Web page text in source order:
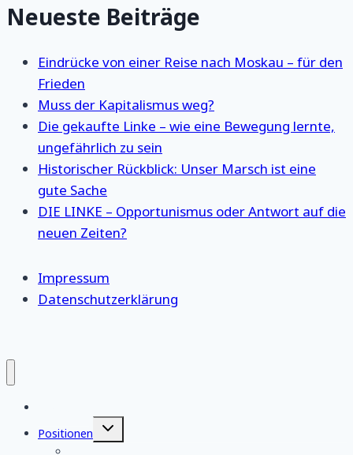
Neueste Beiträge
Eindrücke von einer Reise nach Moskau – für den
Frieden
Muss der Kapitalismus weg?
Die gekaufte Linke – wie eine Bewegung lernte,
ungefährlich zu sein
Historischer Rückblick: Unser Marsch ist eine
gute Sache
DIE LINKE – Opportunismus oder Antwort auf die
neuen Zeiten?
Impressum
Datenschutzerklärung
Positionen
Untermenü